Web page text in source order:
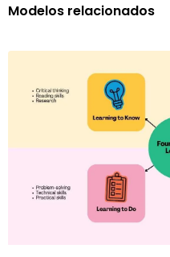
Modelos relacionados